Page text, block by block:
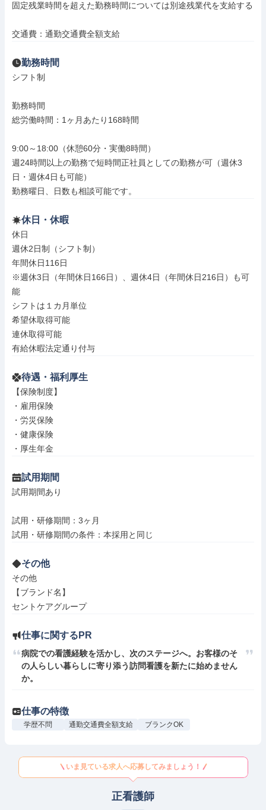
固定残業時間を超えた勤務時間については別途残業代を支給する
交通費：通勤交通費全額支給
勤務時間
シフト制
勤務時間
総労働時間：1ヶ月あたり168時間
9:00～18:00（休憩60分・実働8時間）
週24時間以上の勤務で短時間正社員としての勤務が可（週休3
日・週休4日も可能）
勤務曜日、日数も相談可能です。
休日・休暇
休日
週休2日制（シフト制）
年間休日116日
※週休3日（年間休日166日）、週休4日（年間休日216日）も可
能
シフトは１カ月単位
希望休取得可能
連休取得可能
有給休暇法定通り付与
待遇・福利厚生
【保険制度】
・雇用保険
・労災保険
・健康保険
・厚生年金
試用期間
試用期間あり
試用・研修期間：3ヶ月
その他
その他
【ブランド名】
セントケアグループ
仕事に関するPR
病院での看護経験を活かし、次のステージへ。お客様のそ
の人らしい暮らしに寄り添う訪問看護を新たに始めません
か。
仕事の特徴
学歴不問 通勤交通費全額支給 ブランクOK
いま見ている求人へ応募してみましょう！
正看護師